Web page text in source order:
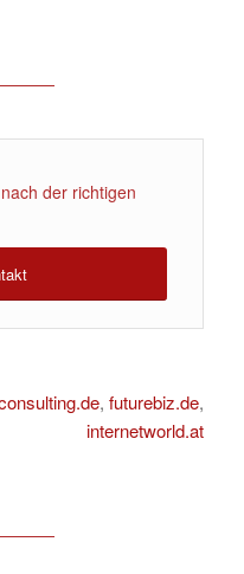
der richtigen
,futurebiz.de,
internetworld.at